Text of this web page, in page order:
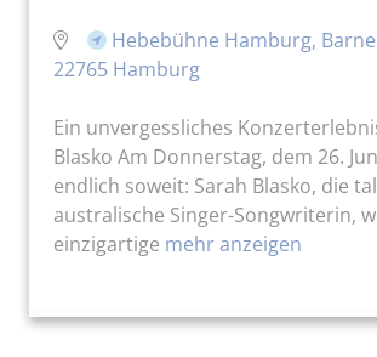
Hebebühne Hamburg,
22765 Hamburg
Ein unvergessliches
Blasko Am Donnerstag, dem 26.
endlich soweit: Sarah Blasko, die
australische Singer-Songwriterin,
einzigartige mehr anzeigen